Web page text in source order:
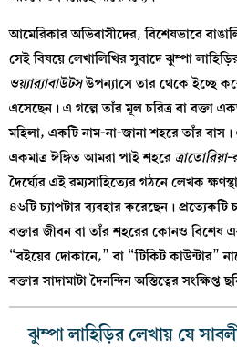
আমেরিকার অভিবাসীদের, বিশেষভাবে
সেই বিষয়ে লেখালিখির সুবাদে ঝুম্পা
ওয়্যার‍্যাবাউটসউপন্যাসে তার থেকে ইচ্ছে
এসেছেন। এ গল্পে তাঁর মূল চরিত্র বা বক্তা
মহিলা, একটি নাম-না-জানা শহরে তাঁর
একমাত্র ঈঙ্গিত আমরা পাই শহরে ত্রাতোরিয়া-
দৈর্ঘ্যের এই রম্যসাহিত্যের গঠনে লেখক
৪৬টি চ্যাপটার ব্যবহার করেছেন। প্রত্যেকটি
বক্তার জীবন বা তাঁর শহরের কোনও বিশেষ
“বইয়ের দোকানে,” বা “টিকিট কাউন্টার”
বক্তার সাদামাটা দৈনন্দিন অস্তিত্বের
ঝুম্পা লাহিড়ির লেখায় যে